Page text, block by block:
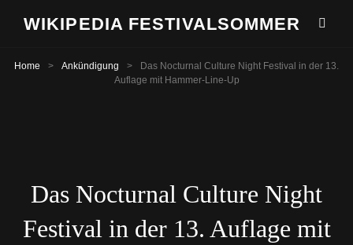
WIKIPEDIA FESTIVALSOMMER
Home > Ankündigung >
Das Nocturnal Culture Night Festival in der 13.
Auflage mit Hammer-Line-Up
Das Nocturnal Culture Night
Festival in der 13. Auflage mit